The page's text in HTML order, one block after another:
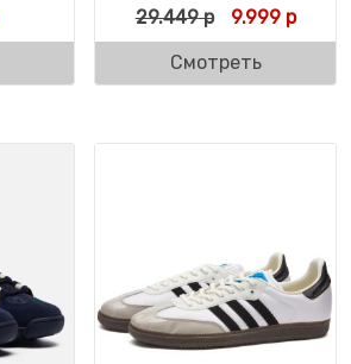
29.449р 9.999р
Смотреть